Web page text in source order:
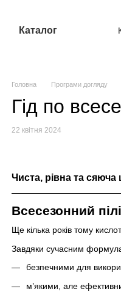
Каталог
Головна Програми догляду
Гід по
22 квітня 2024
Чиста, рівна та сяюча
Всесезонний
Ще кілька років тому
Завдяки сучасним
безпечними для
м’якими, але